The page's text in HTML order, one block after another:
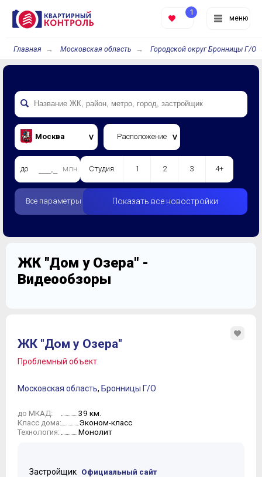
меню
1
Главная Московская область Городской округ Бронницы Г/О
Москва Расположение
до млн. Студия 1 2 3 4+
Все параметры Показать все новостройки
ЖК "Дом у Озера" -
Видеообзоры
ЖК "Дом у Озера"
Проблемный объект.
Московская область, Бронницы Г/О
до МКАД: 39 км.
Класс дома: Эконом-класс
Технология: Монолит
Застройщик Официальный сайт